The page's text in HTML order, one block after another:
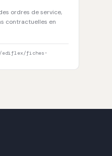
ordres de service,
contractuelles en
ediflex/fiches-